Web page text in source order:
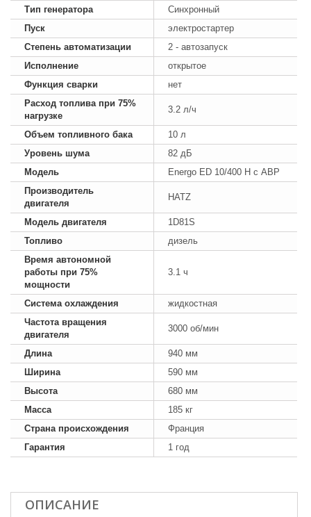
Тип генератора
Синхронный
Пуск
электростартер
Степень автоматизации
2 - автозапуск
Исполнение
открытое
Функция сварки
нет
Расход топлива при 75%
нагрузке
3.2 л/ч
Объем топливного бака
10 л
Уровень шума
82 дБ
Модель
Energo ED 10/400 H с АВР
Производитель
двигателя
HATZ
Модель двигателя
1D81S
Топливо
дизель
Время автономной
работы при 75%
мощности
3.1 ч
Система охлаждения
жидкостная
Частота вращения
двигателя
3000 об/мин
Длина
940 мм
Ширина
590 мм
Высота
680 мм
Масса
185 кг
Страна происхождения
Франция
Гарантия
1 год
ОПИСАНИЕ